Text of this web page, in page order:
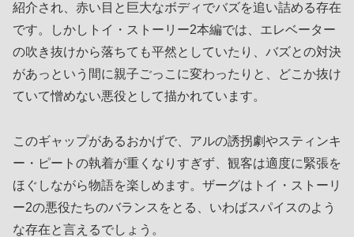
紹介され、赤い目と巨大なボディでバズを追い詰める存在
です。しかしトイ・ストーリー2本編では、エレベーター
の吹き抜けから落ちても平然としていたり、バズとの対決
があっという間に親子ごっこに変わったりと、どこか抜け
ていて憎めない悪役として描かれています。
このギャップがあるおかげで、アルの誘拐劇やスティンキ
ー・ピートの執着が重くなりすぎず、観客は適度に緊張を
ほぐしながら物語を楽しめます。ザーグはトイ・ストーリ
ー2の悪役たちのバランスをとる、いわばスパイスのよう
な存在と言えるでしょう。